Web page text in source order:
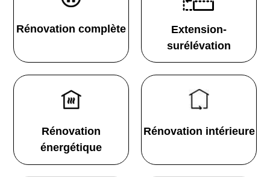
Rénovation complète
Extension-
surélévation
Rénovation
énergétique
Rénovation intérieure